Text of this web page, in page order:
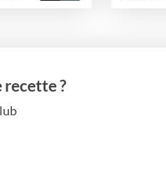
recette ?